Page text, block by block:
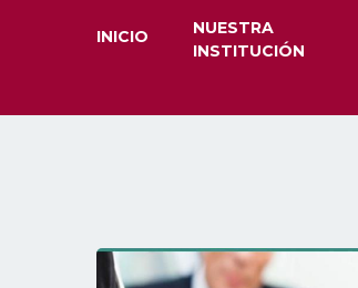
INICIO
NUESTRA
INSTITUCIÓN